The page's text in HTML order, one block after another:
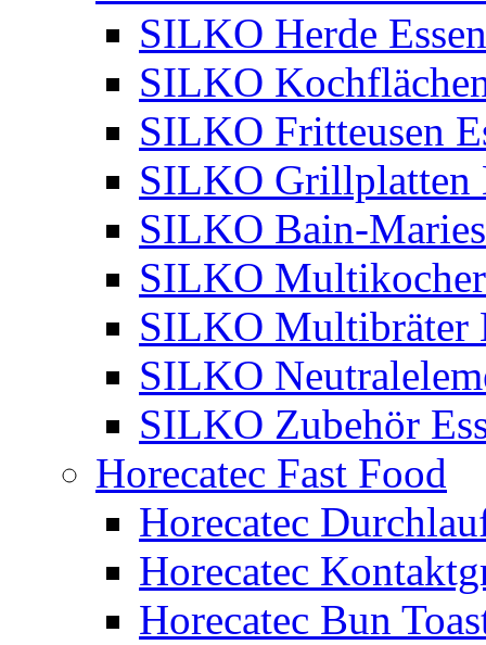
SILKO Herde
SILKO
SILKO Fritteusen
SILKO Grillplatten
SILKO Bain-
SILKO Multikocher
SILKO Multibräter
SILKO
SILKO Zubehör
Horecatec Fast Food
Horecatec
Horecatec
Horecatec Bun